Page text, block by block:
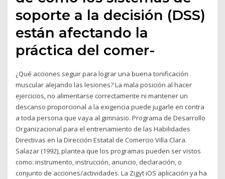
soporte a la decisión (DSS)
están afectando la
práctica del comer-
¿Qué acciones seguir para lograr una buena tonificación
muscular alejando las lesiones? La mala posición al hacer
ejercicios, no alimentarse correctamente ni mantener un
descanso proporcional a la exigencia puede jugarle en contra
a toda persona que vaya al gimnasio. Programa de Desarrollo
Organizacional para el entrenamiento de las Habilidades
Directivas en la Dirección Estatal de Comercio Villa Clara.
Salazar (1992), plantea que los programas pueden ser vistos
como: instrumento, instrucción, anuncio, declaración, o
conjunto de acciones/actividades. La Zigyt iOS aplicación ya ha